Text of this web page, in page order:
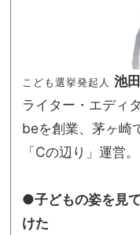
こども選挙発起人 池
ライター・エディ
beを創業、茅ヶ崎
「Cの辺り」運営。
●子どもの姿を見
けた